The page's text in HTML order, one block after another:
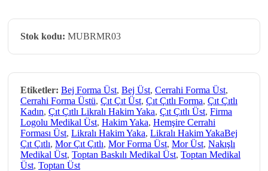
Stok kodu: MUBRMR03
Etiketler: Bej Forma Üst, Bej Üst, Cerrahi Forma Üst,
Cerrahi Forma Üstü, Çıt Çıt Üst, Çıt Çıtlı Forma, Çıt Çıtlı
Kadın, Çıt Çıtlı Likralı Hakim Yaka, Çıt Çıtlı Üst, Firma
Logolu Medikal Üst, Hakim Yaka, Hemşire Cerrahi
Forması Üst, Likralı Hakim Yaka, Likralı Hakim YakaBej
Çıt Çıtlı, Mor Çıt Çıtlı, Mor Forma Üst, Mor Üst, Nakışlı
Medikal Üst, Toptan Baskılı Medikal Üst, Toptan Medikal
Üst, Toptan Üst